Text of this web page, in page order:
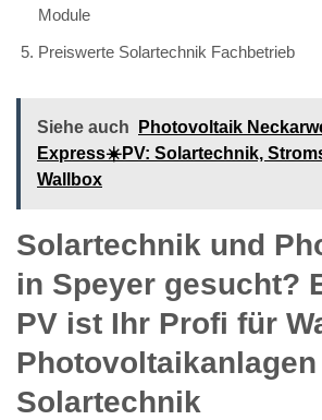
Module
Preiswerte Solartechnik Fachbetrieb
Siehe auch
Photovoltaik
Express☀️PV️: Solartechnik,
Wallbox
Solartechnik und
in Speyer gesucht?
PV️ ist Ihr Profi für
Solartechnik